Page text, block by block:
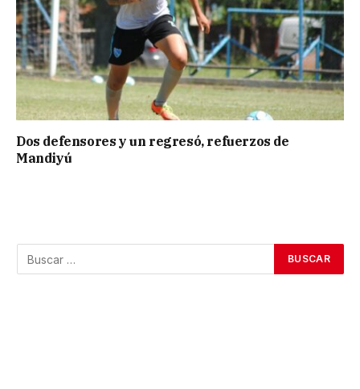
Dos defensores y un regresó, refuerzos de
Mandiyú